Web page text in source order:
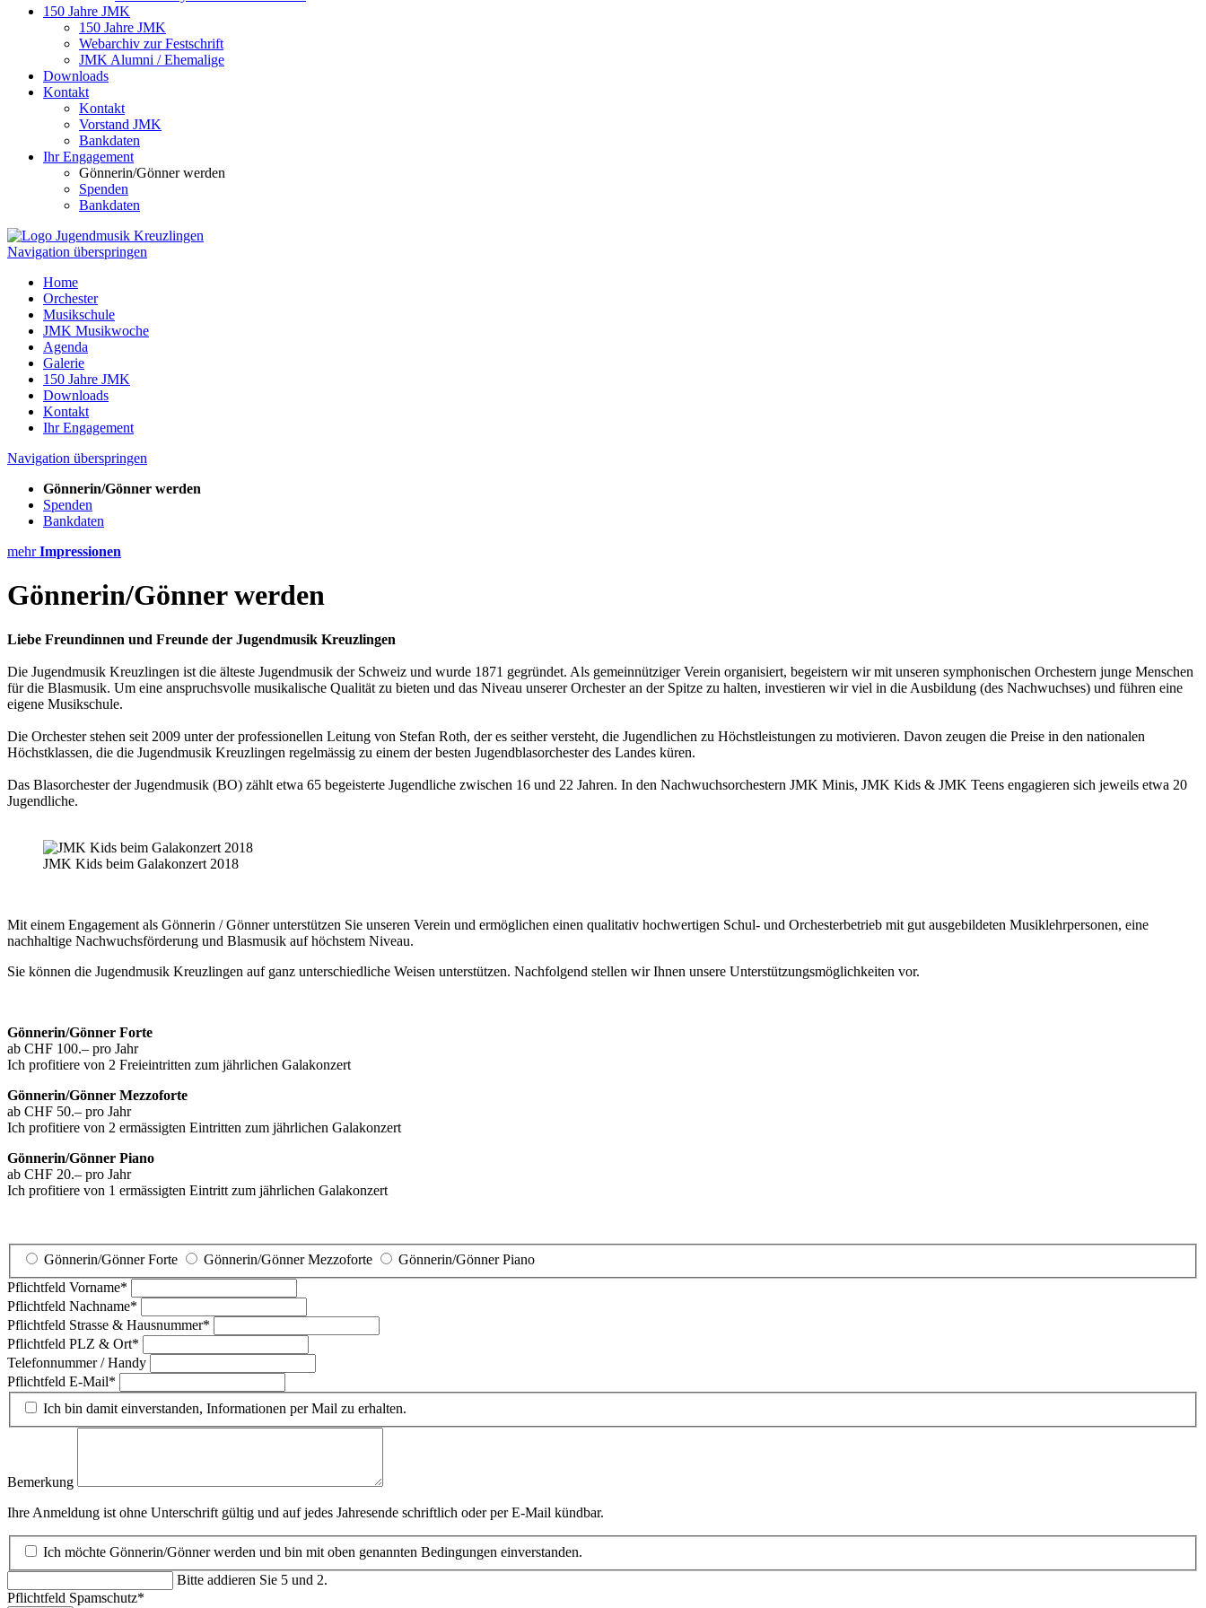
150 Jahre JMK
150 Jahre JMK
Webarchiv zur Festschrift
JMK Alumni / Ehemalige
Downloads
Kontakt
Kontakt
Vorstand JMK
Bankdaten
Ihr Engagement
Gönnerin/Gönner werden
Spenden
Bankdaten
Navigation überspringen
Home
Orchester
Musikschule
JMK Musikwoche
Agenda
Galerie
150 Jahre JMK
Downloads
Kontakt
Ihr Engagement
Navigation überspringen
Gönnerin/Gönner werden
Spenden
Bankdaten
mehrImpressionen
Gönnerin/Gönner werden
Liebe Freundinnen und Freunde der Jugendmusik Kreuzlingen
Die Jugendmusik Kreuzlingen ist die älteste Jugendmusik der Schweiz und wurde 1871 gegründet. Als gemeinnütziger Verein organisiert, begeistern wir mit unseren symphonischen Orchestern junge Menschen
für die Blasmusik. Um eine anspruchsvolle musikalische Qualität zu bieten und das Niveau unserer Orchester an der Spitze zu halten, investieren wir viel in die Ausbildung (des Nachwuchses) und führen eine
eigene Musikschule.
Die Orchester stehen seit 2009 unter der professionellen Leitung von Stefan Roth, der es seither versteht, die Jugendlichen zu Höchstleistungen zu motivieren. Davon zeugen die Preise in den nationalen
Höchstklassen, die die Jugendmusik Kreuzlingen regelmässig zu einem der besten Jugendblasorchester des Landes küren.
Das Blasorchester der Jugendmusik (BO) zählt etwa 65 begeisterte Jugendliche zwischen 16 und 22 Jahren. In den Nachwuchsorchestern JMK Minis, JMK Kids & JMK Teens engagieren sich jeweils etwa 20
Jugendliche.
JMK Kids beim Galakonzert 2018
Mit einem Engagement als Gönnerin / Gönner unterstützen Sie unseren Verein und ermöglichen einen qualitativ hochwertigen Schul- und Orchesterbetrieb mit gut ausgebildeten Musiklehrpersonen, eine
nachhaltige Nachwuchsförderung und Blasmusik auf höchstem Niveau.
Sie können die Jugendmusik Kreuzlingen auf ganz unterschiedliche Weisen unterstützen. Nachfolgend stellen wir Ihnen unsere Unterstützungsmöglichkeiten vor.
Gönnerin/Gönner Forte
ab CHF 100.– pro Jahr
Ich profitiere von 2 Freieintritten zum jährlichen Galakonzert
Gönnerin/Gönner Mezzoforte
ab CHF 50.– pro Jahr
Ich profitiere von 2 ermässigten Eintritten zum jährlichen Galakonzert
Gönnerin/Gönner Piano
ab CHF 20.– pro Jahr
Ich profitiere von 1 ermässigten Eintritt zum jährlichen Galakonzert
Gönnerin/Gönner Forte Gönnerin/Gönner Mezzoforte
Gönnerin/Gönner Piano
Pflichtfeld Vorname*
Pflichtfeld Nachname*
Pflichtfeld Strasse & Hausnummer*
Pflichtfeld PLZ & Ort*
Telefonnummer / Handy
Pflichtfeld E-Mail*
Ich bin damit einverstanden, Informationen per Mail zu erhalten.
Bemerkung
Ihre Anmeldung ist ohne Unterschrift gültig und auf jedes Jahresende schriftlich oder per E-Mail kündbar.
Ich möchte Gönnerin/Gönner werden und bin mit oben genannten Bedingungen einverstanden.
Bitte addieren Sie 5 und 2.
Pflichtfeld Spamschutz*